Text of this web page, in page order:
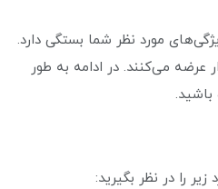
مورد نظر شما بستگی دارد.
می‌کنند. در ادامه به طور
باشید.
را در نظر بگیرید: